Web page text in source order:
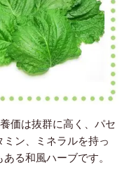
価は抜群に高く、パセ
ン、ミネラルを持っ
る和風ハーブです。